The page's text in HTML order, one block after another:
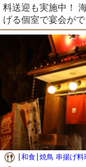
料送迎も実施中！
げる個室で宴会がで
和食 焼鳥 串揚げ料